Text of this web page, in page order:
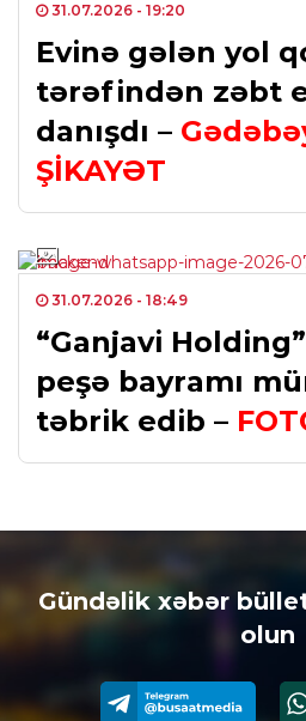
31.07.2026 - 19:20
Evinə gələn yol
tərəfindən zəbt
danışdı –
ŞİKAYƏT
31.07.2026 - 18:49
“Ganjavi
peşə bayramı
təbrik edib –
Gündəlik xəbər
olun